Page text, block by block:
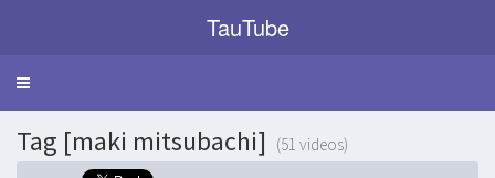
TauTube
Toggle
Tag [maki mitsubachi] (51 videos)